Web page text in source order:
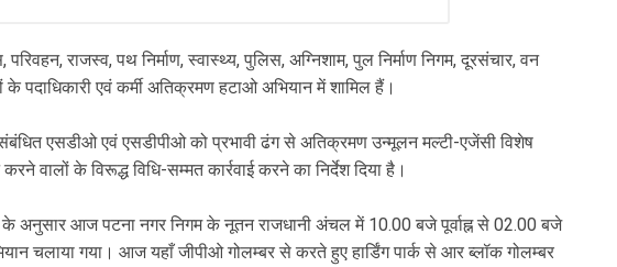
राजस्व, पथ निर्माण, स्वास्थ्य, पुलिस, अग्निशाम, पुल निर्माण निगम, दूरसंचार, वन
के पदाधिकारी एवं कर्मी अतिक्रमण हटाओ अभियान में शामिल हैं।
एसडीओ एवं एसडीपीओ को प्रभावी ढंग से अतिक्रमण उन्मूलन मल्टी-एजेंसी विशेष
वालों के विरूद्ध विधि-सम्मत कार्रवाई करने का निर्देश दिया है।
के अनुसार आज पटना नगर निगम के नूतन राजधानी अंचल में 10.00 बजे पूर्वाह्न से 02.00 बजे
चलाया गया। आज यहाँ जीपीओ गोलम्बर से करते हुए हार्डिंग पार्क से आर ब्लॉक गोलम्बर